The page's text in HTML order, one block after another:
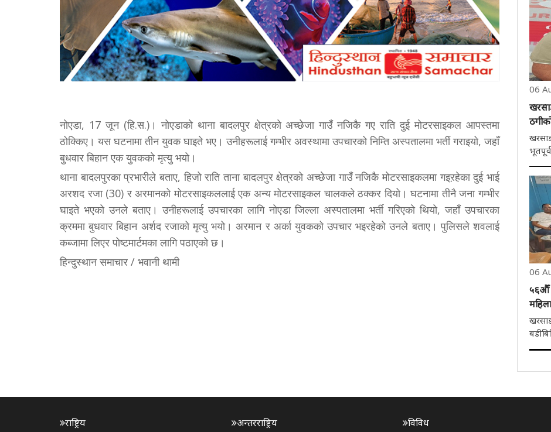
नोएडा, 17 जून (हि.स.)। नोएडाको थाना बादलपुर क्षेत्रको अच्छेजा गाउँ नजिकै गए राति दुई मोटरसाइकल आपस्तमा
ठोक्किए। यस घटनामा तीन युवक घाइते भए। उनीहरूलाई गम्भीर अवस्थामा उपचारको निम्ति अस्पतालमा भर्ती गराइयो, जहाँ
बुधवार बिहान एक युवकको मृत्यु भयो।
थाना बादलपुरका प्रभारीले बताए, हिजो राति ताना बादलपुर क्षेत्रको अच्छेजा गाउँ नजिकै मोटरसाइकलमा गइऱहेका दुई भाई
अरशद रजा (30) र अरमानको मोटरसाइकललाई एक अन्य मोटरसाइकल चालकले ठक्कर दियो। घटनामा तीनै जना गम्भीर
घाइते भएको उनले बताए। उनीहरूलाई उपचारका लागि नोएडा जिल्ला अस्पतालमा भर्ती गरिएको थियो, जहाँ उपचारका
क्रममा बुधवार बिहान अर्शद रजाको मृत्यु भयो। अरमान र अर्का युवकको उपचार भइरहेको उनले बताए। पुलिसले शवलाई
कब्जामा लिएर पोष्टमार्टमका लागि पठाएको छ।
हिन्दुस्थान समाचार / भवानी थामी
06
छन्।
ठूलो
06
५६औँ
राष्ट्रिय अन्तरराष्ट्रिय विविध